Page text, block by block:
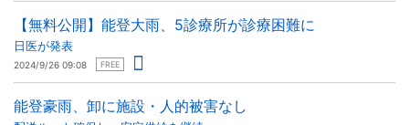
【無料公開】能登大雨、5診療所が診療困難に
日医が発表
2024/9/26 09:08 FREE
能登豪雨、卸に施設・人的被害なし